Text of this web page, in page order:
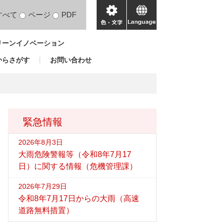
べて ページ PDF
色・
文
language
ンイノベーション
らさがす お問い合わせ
緊急情報
2026年8月3日
大雨危険警報等（令和8年7月17
日）に関する情報（危機管理課）
2026年7月29日
令和8年7月17日からの大雨（高速
道路無料措置）